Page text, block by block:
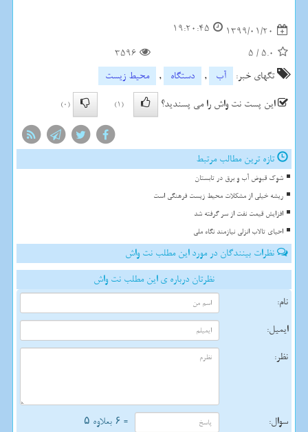
1399/01/20
19:20:45
5.0
/
5
3596
تگهای خبر:
آب , دستگاه ,
محیط زیست
این پست نت واش را می پسندید؟
(1)
(0)
تازه ترین مطالب مرتبط
شوک قبوض آب و برق در تابستان
ریشه خیلی از مشکلات محیط زیست فرهنگی است
افزایش قیمت نفت از سر گرفته شد
احیای تالاب انزلی نیازمند نگاه ملی
نظرات بینندگان در مورد این مطلب نت واش
نظرتان درباره ی این مطلب نت واش
نام:
ایمیل:
نظر:
سوال: = ۶ بعلاوه ۵